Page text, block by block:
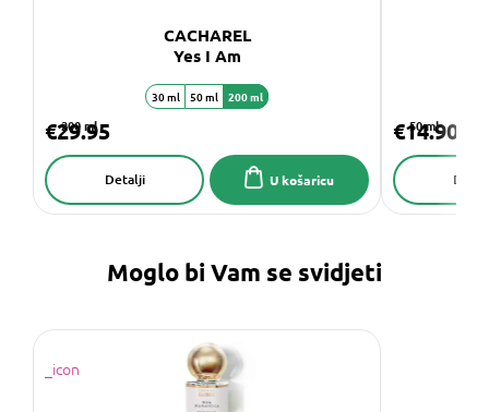
CACHAREL
Yes I Am
200 ml
€29.95
U košaricu
Detalji
30 ml 50 ml 200 ml
50 ml
€14.90
Moglo bi Vam se svidjeti